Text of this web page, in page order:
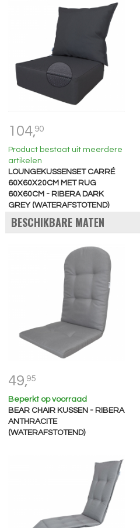
104,90
Product bestaat uit meerdere
artikelen
LOUNGEKUSSENSET CARRÉ
60X60X20CM MET RUG
60X60CM - RIBERA DARK
GREY (WATERAFSTOTEND)
BESCHIKBARE MATEN
49,95
Beperkt op voorraad
BEAR CHAIR KUSSEN - RIBERA
ANTHRACITE
(WATERAFSTOTEND)